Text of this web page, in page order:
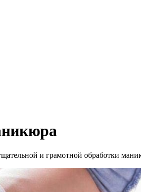
и грамотной обработки